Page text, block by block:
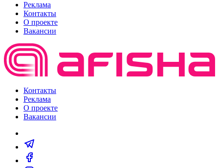
Реклама
Контакты
О проекте
Вакансии
Контакты
Реклама
О проекте
Вакансии